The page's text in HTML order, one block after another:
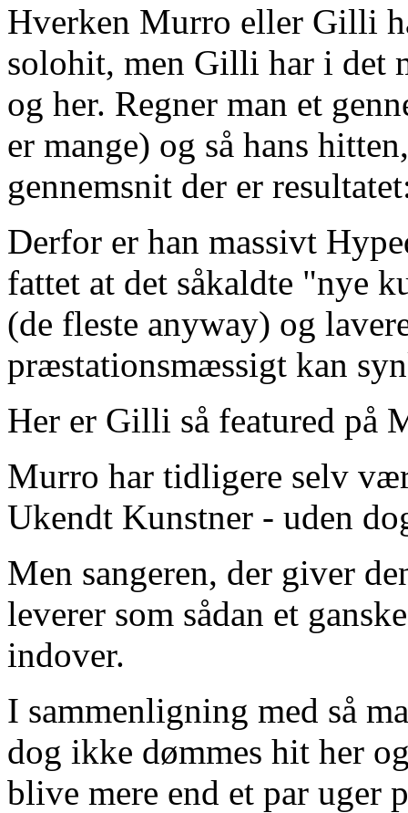
Hverken Murro eller Gilli
solohit, men Gilli har i det
og her. Regner man et
er mange) og så hans
gennemsnit der er
Derfor er han massivt
fattet at det såkaldte "nye
(de fleste anyway) og
præstationsmæssigt kan
Her er Gilli så featured på
Murro har tidligere selv
Ukendt Kunstner - uden
Men sangeren, der giver
leverer som sådan et
indover.
I sammenligning med så
dog ikke dømmes hit her
blive mere end et par uger